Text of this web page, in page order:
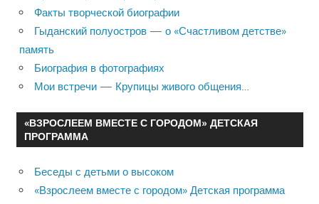
Факты творческой биографии
Гыданский полуостров — о «Счастливом детстве»
память
Биография в фотографиях
Мои встречи — Крупицы живого общения…
«ВЗРОСЛЕЕМ ВМЕСТЕ С ГОРОДОМ» ДЕТСКАЯ
ПРОГРАММА
Беседы с детьми о высоком
«Взрослеем вместе с городом» Детская программа